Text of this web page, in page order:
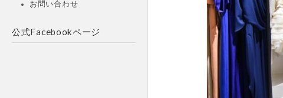
お問い合わせ
公式Facebookページ